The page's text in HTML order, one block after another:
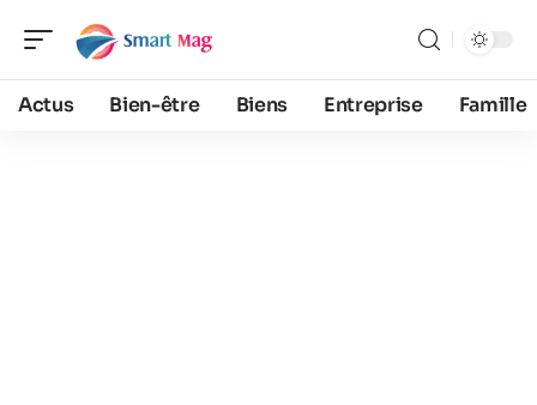
Actus Bien-être Biens Entreprise Famille